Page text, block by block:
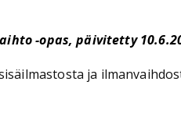
-opas, päivitetty
ja